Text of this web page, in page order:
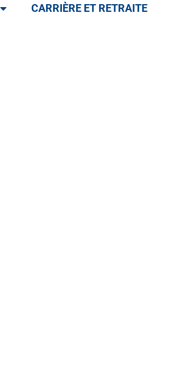
CARRIÈRE ET RETRAITE